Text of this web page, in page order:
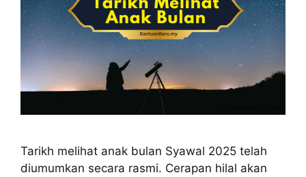
Tarikh melihat anak bulan Syawal 2025 telah
diumumkan secara rasmi. Cerapan hilal akan